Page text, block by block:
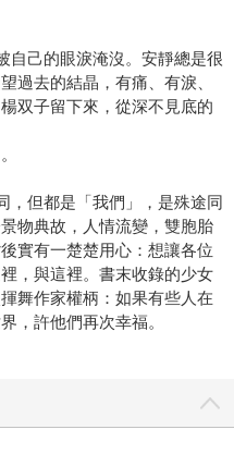
自己的眼淚淹沒。安靜總是很
過去的結晶，有痛、有淚、
双子留下來，從深不見底的
，但都是「我們」，是殊途同
物典故，人情流變，雙胞胎
實有一楚楚用心：想讓各位
，與這裡。書末收錄的少女
舞作家權柄：如果有些人在
，許他們再次幸福。